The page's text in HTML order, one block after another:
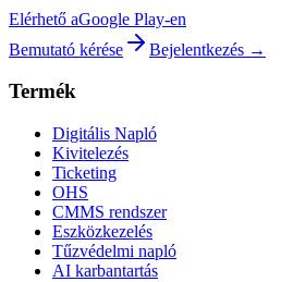
Elérhető aGoogle Play-en
Bemutató kérése
Bejelentkezés →
Termék
Digitális Napló
Kivitelezés
Ticketing
OHS
CMMS rendszer
Eszközkezelés
Tűzvédelmi napló
AI karbantartás